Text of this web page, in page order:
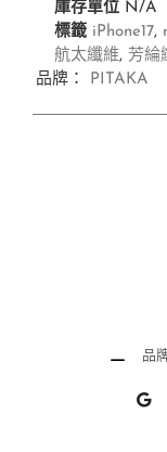
庫存單位 N/A
標籤 iPhone17,
航太纖維, 芳綸
品牌： PITAKA
品